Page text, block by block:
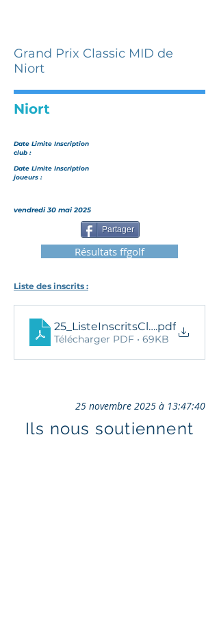
Grand Prix Classic MID de
Niort
Niort
Date Limite Inscription
club :
Date Limite Inscription
joueurs :
vendredi 30 mai 2025
Partager
Résultats ffgolf
Liste des inscrits :
25_ListeInscritsClassicMid-
.pdf
Télécharger PDF • 69KB
25 novembre 2025 à 13:47:40
Ils nous soutiennent